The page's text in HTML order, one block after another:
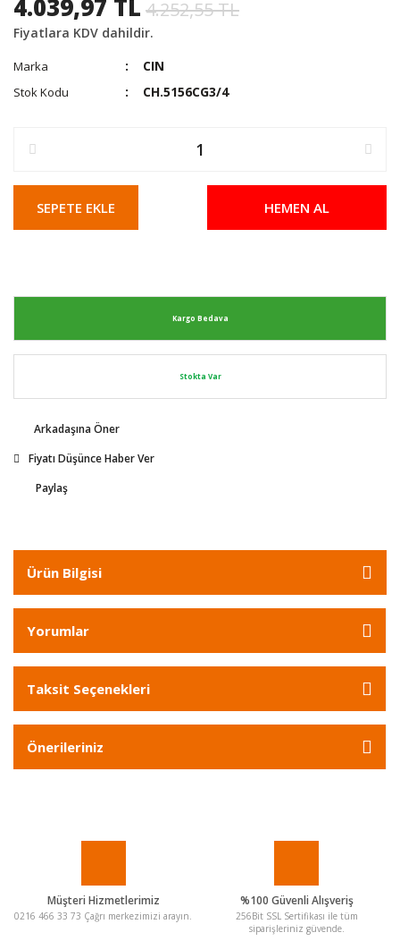
4.039,97 TL 4.252,55 TL
Fiyatlara KDV dahildir.
Marka CIN
Stok Kodu CH.5156CG3/4
SEPETE EKLE HEMEN AL
Kargo Bedava
Stokta Var
Arkadaşına Öner
Fiyatı Düşünce Haber Ver
Paylaş
Ürün Bilgisi
Yorumlar
Taksit Seçenekleri
Önerileriniz
Müşteri Hizmetlerimiz
0216 466 33 73 Çağrı merkezimizi arayın.
%100 Güvenli Alışveriş
256Bit SSL Sertifikası ile tüm
siparişleriniz güvende.